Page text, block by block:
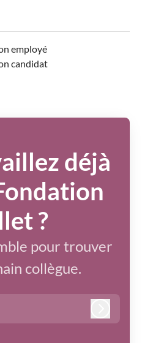
employé
candidat
déjà
?
pour trouver
collègue.